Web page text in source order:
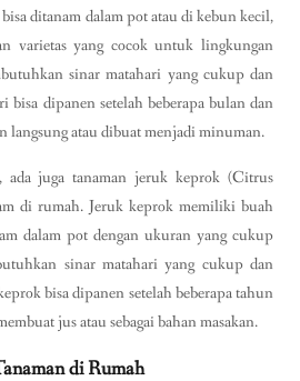
ditanam dalam pot atau di kebun kecil,
varietas yang cocok untuk lingkungan
sinar matahari yang cukup dan
bisa dipanen setelah beberapa bulan dan
langsung atau dibuat menjadi minuman.
ada juga tanaman jeruk keprok (Citrus
di rumah. Jeruk keprok memiliki buah
dalam pot dengan ukuran yang cukup
sinar matahari yang cukup dan
bisa dipanen setelah beberapa tahun
jus atau sebagai bahan masakan.
di Rumah